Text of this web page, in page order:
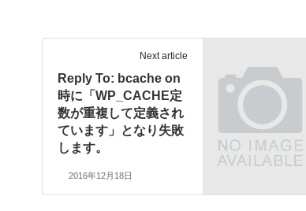
Next article
Reply To: bcache on
時に「WP_CACHE定
数が重複して定義され
ています」となり失敗
します。
2016年12月18日